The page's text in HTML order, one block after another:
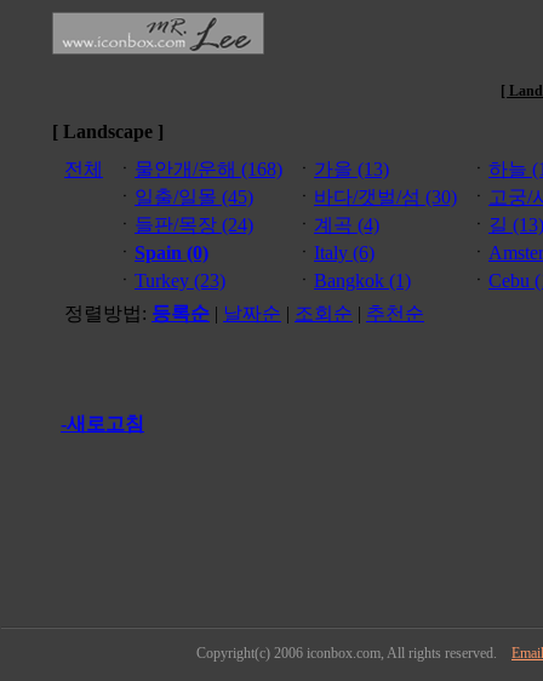
[
[ Landscape ]
전체
ㆍ 물안개/운해 (168) ㆍ 가을 (13) ㆍ 하늘
ㆍ 일출/일몰 (45) ㆍ 바다/갯벌/섬 (30) ㆍ 고궁/
ㆍ 들판/목장 (24) ㆍ 계곡 (4) ㆍ 길 (13)
ㆍ Spain (0) ㆍ Italy (6) ㆍ
ㆍ Turkey (23) ㆍ Bangkok (1) ㆍ Cebu
정렬방법: 등록순 | 날짜순 | 조회순 | 추천순
-새로고침
Copyright(c) 2006 iconbox.com, All rights reserved.